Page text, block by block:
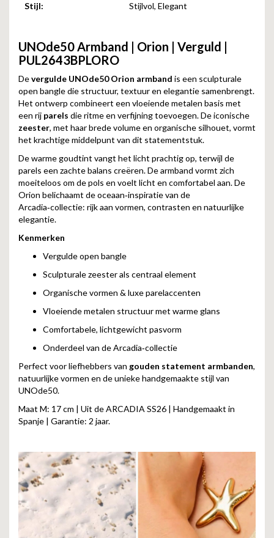
Stijl:
Stijlvol, Elegant
UNOde50 Armband | Orion | Verguld |
PUL2643BPLORO
Devergulde UNOde50 Orion armband is een sculpturale
open bangle die structuur, textuur en elegantie samenbrengt.
Het ontwerp combineert een vloeiende metalen basis met
een rij parels die ritme en verfijning toevoegen. De iconische
zeester, met haar brede volume en organische silhouet, vormt
het krachtige middelpunt van dit statementstuk.
De warme goudtint vangt het licht prachtig op, terwijl de
parels een zachte balans creëren. De armband vormt zich
moeiteloos om de pols en voelt licht en comfortabel aan. De
Orion belichaamt de oceaan‑inspiratie van de
Arcadia‑collectie: rijk aan vormen, contrasten en natuurlijke
elegantie.
Kenmerken
Vergulde open bangle
Sculpturale zeester als centraal element
Organische vormen & luxe parelaccenten
Vloeiende metalen structuur met warme glans
Comfortabele, lichtgewicht pasvorm
Onderdeel van de Arcadia‑collectie
Perfect voor liefhebbers van gouden statement armbanden,
natuurlijke vormen en de unieke handgemaakte stijl van
UNOde50.
Maat M: 17 cm | Uit de ARCADIA SS26 | Handgemaakt in
Spanje | Garantie: 2 jaar.